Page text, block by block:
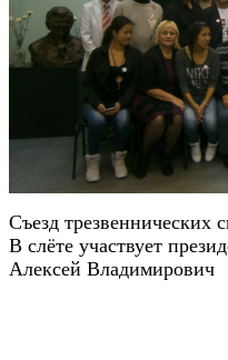
Съезд трезвеннических
В слёте участвует
Алексей Владимирович